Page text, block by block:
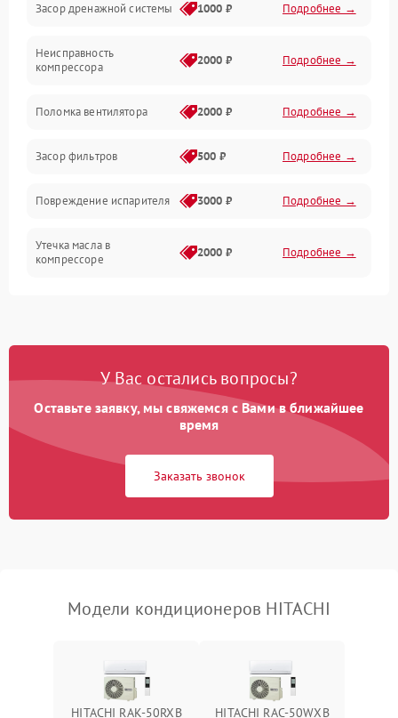
Управление
Электропитание
Засор дренажной системы 1000 ₽ Подробнее →
Неисправность
компрессора
2000 ₽ Подробнее →
Поломка вентилятора 2000 ₽ Подробнее →
Засор фильтров 500 ₽ Подробнее →
Повреждение испарителя 3000 ₽ Подробнее →
Утечка масла в
компрессоре
2000 ₽ Подробнее →
четырехходового клапана
Подробнее →
вентилятора
1500 ₽ Подробнее →
1000 ₽ Подробнее →
У Вас остались вопросы?
Оставьте заявку, мы свяжемся с Вами в ближайшее
время
Заказать звонок
Модели кондиционеров HITACHI
HITACHI RAK-50RXB HITACHI RAC-50WXB